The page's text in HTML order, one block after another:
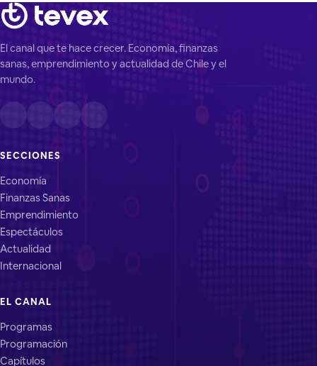
El canal que te hace crecer. Economía, finanzas
sanas, emprendimiento y actualidad de Chile y el
mundo.
SECCIONES
Economía
Finanzas Sanas
Emprendimiento
Espectáculos
Actualidad
Internacional
EL CANAL
Programas
Programación
Capítulos